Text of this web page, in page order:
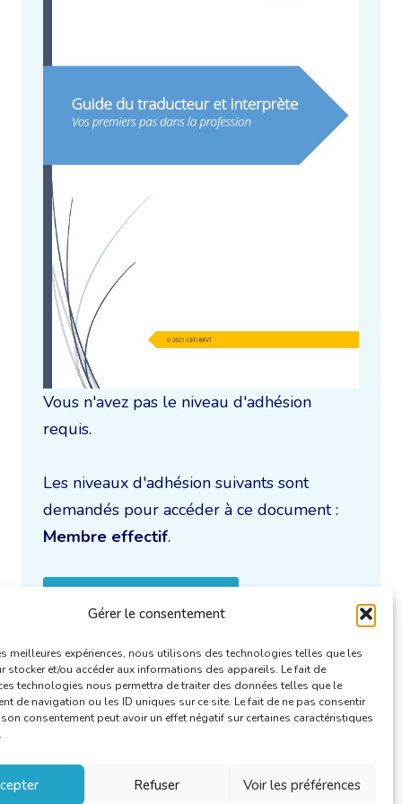
Gérer le consentement
meilleures expériences, nous utilisons des technologies telles que les
stocker et/ou accéder aux informations des appareils. Le fait de
technologies nous permettra de traiter des données telles que le
de navigation ou les ID uniques sur ce site. Le fait de ne pas consentir
consentement peut avoir un effet négatif sur certaines caractéristiques
Refuser Voir les préférences
Vous n'avez pas le niveau d'adhésion
requis.
Les niveaux d'adhésion suivants sont
demandés pour accéder à ce document :
Membre effectif.